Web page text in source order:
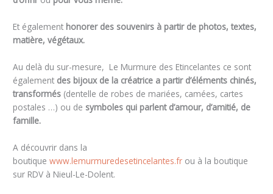
Et également honorer des souvenirs à partir de photos, textes,
matière, végétaux.
Au delà du sur-mesure, Le Murmure des Etincelantes ce sont
également des bijoux de la créatrice a partir d’éléments chinés,
transformés (dentelle de robes de mariées, camées, cartes
postales …) ou de symboles qui parlent d’amour, d’amitié, de
famille.
A découvrir dans la
boutiquewww.lemurmuredesetincelantes.fr ou à la boutique
sur RDV à Nieul-Le-Dolent.